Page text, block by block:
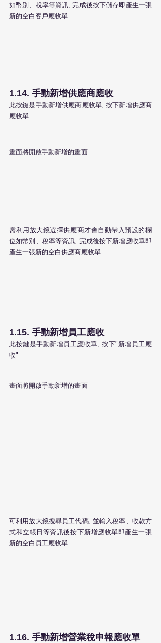
如幣別、稅率等資訊, 完成後按下儲存即產生一張
新的空白客戶應收單
1.14. 手動新增供應商應收
此按鍵是手動新增供應商應收單, 按下新增供應商
應收單
畫面將開啟手動新增的畫面:
需利用放大鏡選擇供應商才會自動帶入預設的欄
位如幣別、稅率等資訊, 完成後按下新增應收單即
產生一張新的空白供應商應收單
1.15. 手動新增員工應收
此按鍵是手動新增員工應收單, 按下"新增員工應
收"
畫面將開啟手動新增的畫面
可利用放大鏡搜尋員工代碼, 並輸入稅率、收款方
式和立帳日等資訊後按下新增應收單即產生一張
新的空白員工應收單
1.16. 手動新增營業稅申報應收單